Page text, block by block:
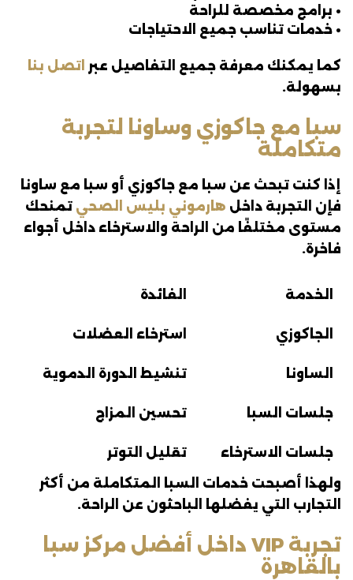
• برامج مخصصة للراحة
• خدمات تناسب جميع الاحتياجات
كما يمكنك معرفة جميع التفاصيل عبر اتصل بنا
بسهولة.
سبا مع جاكوزي وساونا لتجربة
متكاملة
إذا كنت تبحث عن سبا مع جاكوزي أو سبا مع ساونا
فإن التجربة داخل هارموني بليس الصحي تمنحك
مستوى مختلفًا من الراحة والاسترخاء داخل أجواء
فاخرة.
الخدمة الفائدة
الجاكوزي استرخاء العضلات
الساونا تنشيط الدورة الدموية
جلسات السبا تحسين المزاج
جلسات الاسترخاء تقليل التوتر
ولهذا أصبحت خدمات السبا المتكاملة من أكثر
التجارب التي يفضلها الباحثون عن الراحة.
تجربة VIP داخل أفضل مركز سبا
بالقاهرة